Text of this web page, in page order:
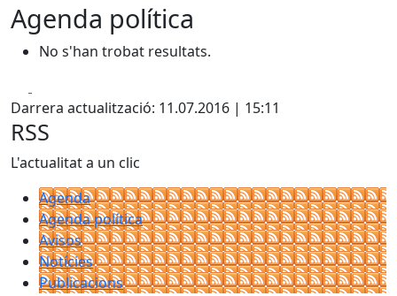
Agenda política
No s'han trobat resultats.
Darrera actualització: 11.07.2016 | 15:11
RSS
L'actualitat a un clic
Agenda
Agenda política
Avisos
Notícies
Publicacions